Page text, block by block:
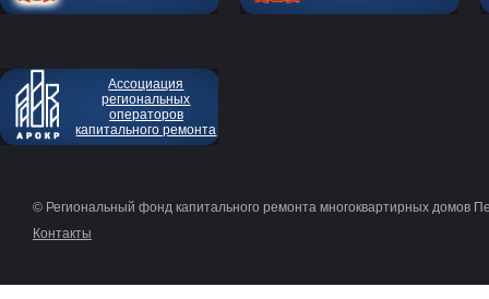
Ассоциация
региональных
операторов
капитального ремонта
© Региональный фонд капитального ремонта многоквартирных домов
Контакты